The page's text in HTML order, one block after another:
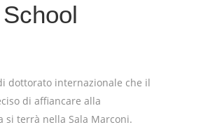
dottorato internazionale che il
di affiancare alla
si terrà nella Sala Marconi.